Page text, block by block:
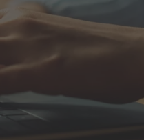
Infomagazin bestellen